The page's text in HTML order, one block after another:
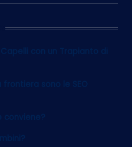
con un Trapianto di
sono le SEO